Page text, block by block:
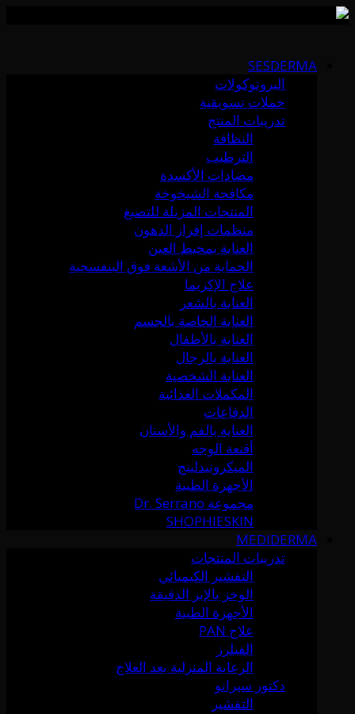
content
SESDERMA
البروتوكولات
حملات تسويقية
تدريبات المنتج
النظافة
الترطيب
مضادات الأكسدة
مكافحة الشيخوخة
المنتجات المزيلة للتصبغ
منظمات إفراز الدهون
العناية بمحيط العين
الحماية من الأشعة فوق البنفسجية
علاج الإكزيما
العناية بالشعر
العناية الخاصة بالجسم
العناية بالأطفال
العناية بالرجال
العناية الشخصية
المكملات الغذائية
الدفاعات
العناية بالفم والأسنان
أقنعة الوجه
الميكرونيدلينج
الأجهزة الطبية
مجموعة Dr. Serrano
SHOPHIESKIN
MEDIDERMA
تدريبات المنتجات
التقشير الكيميائي
الوخز بالإبر الدقيقة
الأجهزة الطبية
علاج PAN
الفيلرز
الرعاية المنزلية بعد العلاج
دكتور سيرانو
التقشير